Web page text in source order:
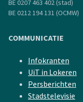
BE 0207 463 402 (stad)
BE 0212 194 131 (OCMW)
COMMUNICATIE
Infokranten
UiT in Lokeren
Persberichten
Stadstelevisie